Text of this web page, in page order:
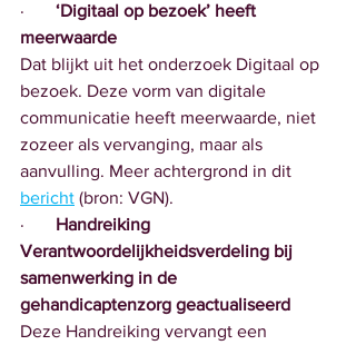
· ‘Digitaal op bezoek’ heeft
meerwaarde
Dat blijkt uit het onderzoek Digitaal op
bezoek. Deze vorm van digitale
communicatie heeft meerwaarde, niet
zozeer als vervanging, maar als
aanvulling. Meer achtergrond in dit
bericht (bron: VGN).
· Handreiking
Verantwoordelijkheidsverdeling bij
samenwerking in de
gehandicaptenzorg geactualiseerd
Deze Handreiking vervangt een